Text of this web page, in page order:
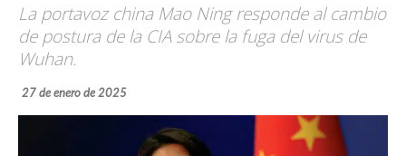
La portavoz china Mao Ning responde al cambio
de postura de la CIA sobre la fuga del virus de
Wuhan.
27 de enero de 2025